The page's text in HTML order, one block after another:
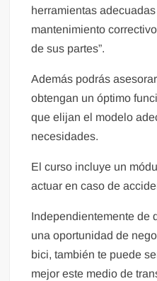
herramientas
mantenimiento
de sus partes”.
Además podrás
obtengan un óptimo
que elijan el modelo
necesidades.
El curso incluye un
actuar en caso de
Independientemente de
una oportunidad de
bici, también te puede
mejor este medio de